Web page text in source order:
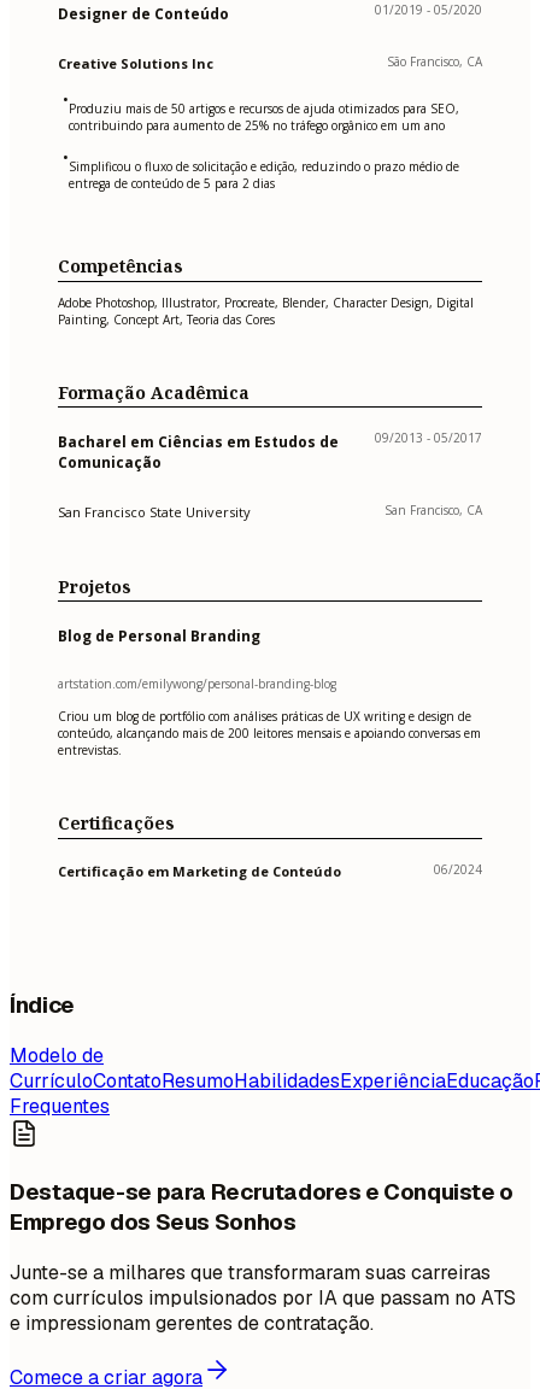
Designer de Conteúdo 01/2019 - 05/2020
Creative Solutions Inc São Francisco, CA
•Produziu mais de 50 artigos e recursos de ajuda otimizados para SEO,
contribuindo para aumento de 25% no tráfego orgânico em um ano
•Simplificou o fluxo de solicitação e edição, reduzindo o prazo médio de
entrega de conteúdo de 5 para 2 dias
Competências
Adobe Photoshop, Illustrator, Procreate, Blender, Character Design, Digital
Painting, Concept Art, Teoria das Cores
Formação Acadêmica
Bacharel em Ciências em Estudos de
Comunicação
09/2013 - 05/2017
San Francisco State University San Francisco, CA
Projetos
Blog de Personal Branding
artstation.com/emilywong/personal-branding-blog
Criou um blog de portfólio com análises práticas de UX writing e design de
conteúdo, alcançando mais de 200 leitores mensais e apoiando conversas em
entrevistas.
Certificações
Certificação em Marketing de Conteúdo 06/2024
Índice
Modelo de
CurrículoContatoResumoHabilidadesExperiênciaEducação
Frequentes
Destaque-se para Recrutadores e Conquiste o
Emprego dos Seus Sonhos
Junte-se a milhares que transformaram suas carreiras
com currículos impulsionados por IA que passam no ATS
e impressionam gerentes de contratação.
Comece a criar agora